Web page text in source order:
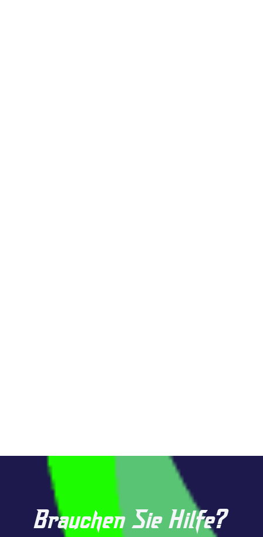
Brauchen Sie Hilfe?